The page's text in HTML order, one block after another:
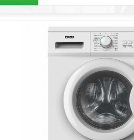
Акустические Системы
Техника